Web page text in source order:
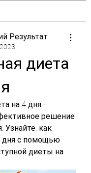
Результат
диета
на 4 дня -
решение
Узнайте, как
дня с помощью
диеты на